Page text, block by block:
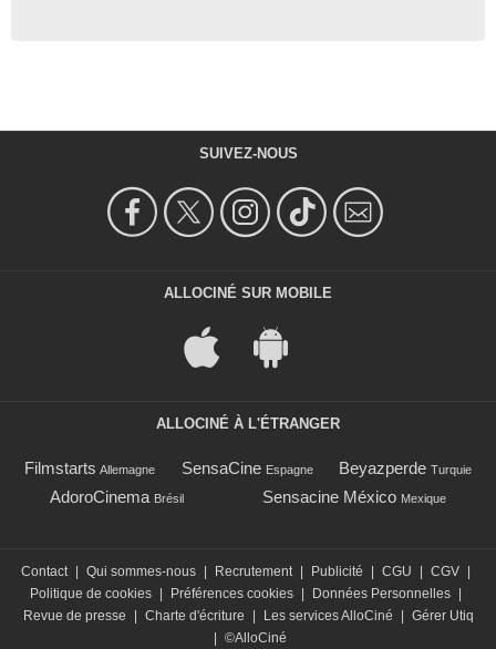
SUIVEZ-NOUS
ALLOCINÉ SUR MOBILE
ALLOCINÉ À L'ÉTRANGER
Filmstarts Allemagne SensaCine Espagne Beyazperde Turquie
AdoroCinema Brésil Sensacine México Mexique
Contact | Qui sommes-nous | Recrutement | Publicité | CGU | CGV |
Politique de cookies | Préférences cookies | Données Personnelles |
Revue de presse
| Charte d'écriture | Les services AlloCiné | Gérer Utiq
| ©AlloCiné